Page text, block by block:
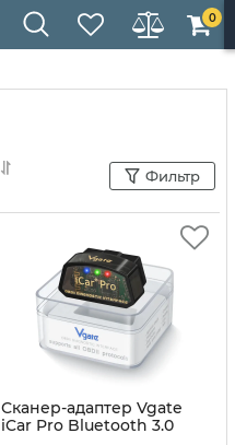
0
Фильтр
Сканер-адаптер Vgate
iCar Pro Bluetooth 3.0